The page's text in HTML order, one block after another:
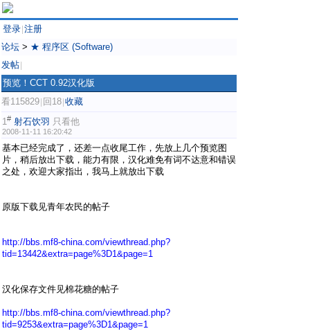
登录 注册
论坛 > ★ 程序区 (Software)
发帖
预览！CCT 0.92汉化版
看115829 回18 收藏
1# 射石饮羽 只看他
2008-11-11 16:20:42
基本已经完成了，还差一点收尾工作，先放上几个预览图
片，稍后放出下载，能力有限，汉化难免有词不达意和错误
之处，欢迎大家指出，我马上就放出下载
原版下载见青年农民的帖子
http://bbs.mf8-china.com/viewthread.php?
tid=13442&extra=page%3D1&page=1
汉化保存文件见棉花糖的帖子
http://bbs.mf8-china.com/viewthread.php?
tid=9253&extra=page%3D1&page=1